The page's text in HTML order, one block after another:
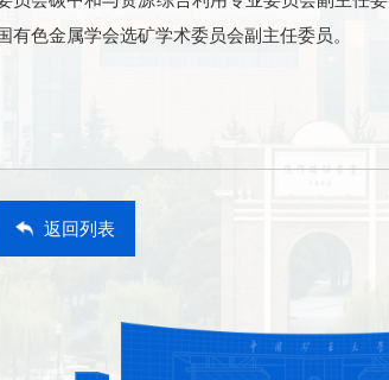
有色金属学会选矿学术委员会副主任委员。
返回列表